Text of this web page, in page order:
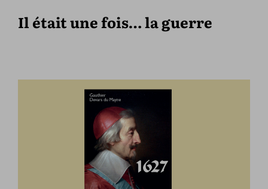
Il était une fois… la guerre